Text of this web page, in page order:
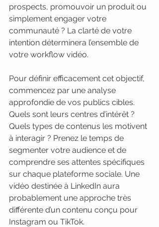
prospects, promouvoir un produit ou
simplement engager votre
communauté ? La clarté de votre
intention déterminera l’ensemble de
votre workflow vidéo.
Pour définir efficacement cet objectif,
commencez par une analyse
approfondie de vos publics cibles.
Quels sont leurs centres d’intérêt ?
Quels types de contenus les motivent
à interagir ? Prenez le temps de
segmenter votre audience et de
comprendre ses attentes spécifiques
sur chaque plateforme sociale. Une
vidéo destinée à LinkedIn aura
probablement une approche très
différente d’un contenu conçu pour
Instagram ou TikTok.